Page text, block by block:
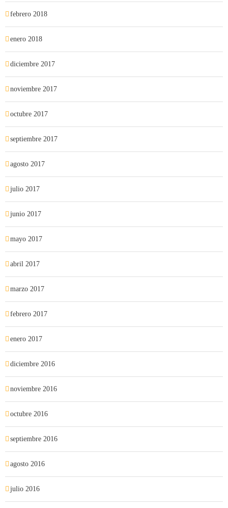
febrero 2018
enero 2018
diciembre 2017
noviembre 2017
octubre 2017
septiembre 2017
agosto 2017
julio 2017
junio 2017
mayo 2017
abril 2017
marzo 2017
febrero 2017
enero 2017
diciembre 2016
noviembre 2016
octubre 2016
septiembre 2016
agosto 2016
julio 2016